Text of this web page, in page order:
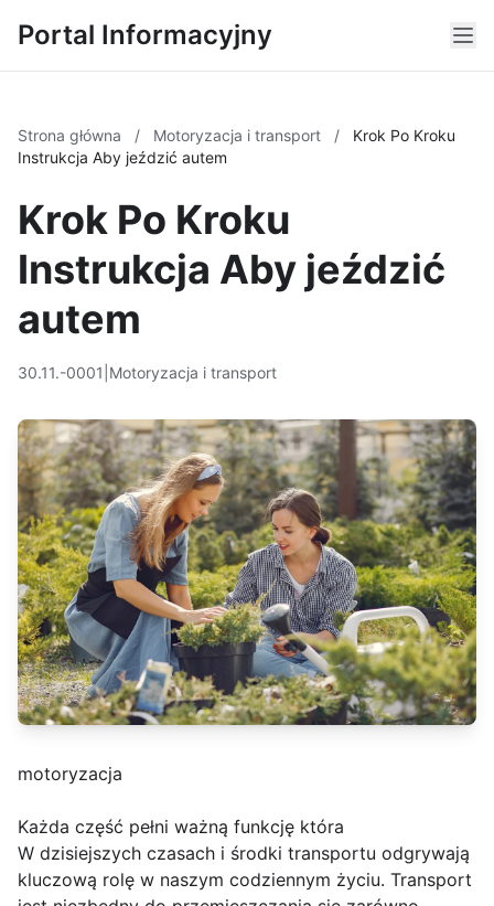
Portal Informacyjny
Strona główna / Motoryzacja i transport /
Krok Po Kroku
Instrukcja Aby jeździć autem
Krok Po Kroku
Instrukcja Aby jeździć
autem
30.11.-0001 Motoryzacja i transport
motoryzacja
Każda część pełni ważną funkcję która
W dzisiejszych czasach i środki transportu odgrywają
kluczową rolę w naszym codziennym życiu. Transport